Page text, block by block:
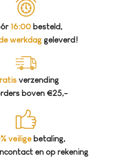
16:00besteld,
werkdaggeleverd!
verzending
boven €25,-
veiligebetaling,
en op rekening